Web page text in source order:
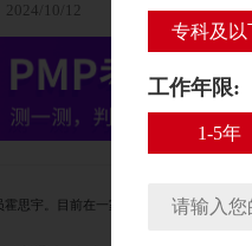
专科及以
工作年限:
1-5年
10/12
思宇。目前在一家设计院任职产品经理，